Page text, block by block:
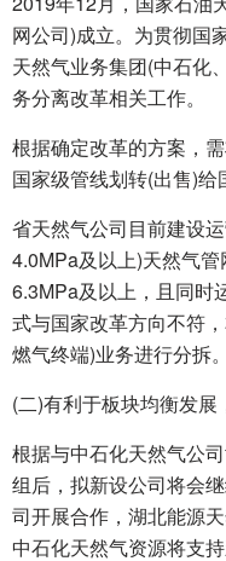
网公司)成立。为贯彻国
天然气业务集团(中石化
务分离改革相关工作。
根据确定改革的方案，
国家级管线划转(出售)给
省天然气公司目前建设
4.0MPa及以上)天然气
6.3MPa及以上，且同时
式与国家改革方向不符
燃气终端)业务进行分拆。
(二)有利于板块均衡发
根据与中石化天然气公
组后，拟新设公司将会
司开展合作，湖北能源
中石化天然气资源将支